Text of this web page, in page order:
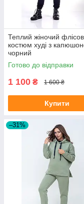
Теплий жіночий
костюм худі з
чорний
Готово до відправки
1 100 ₴ 1 600 ₴
Купити
–31%